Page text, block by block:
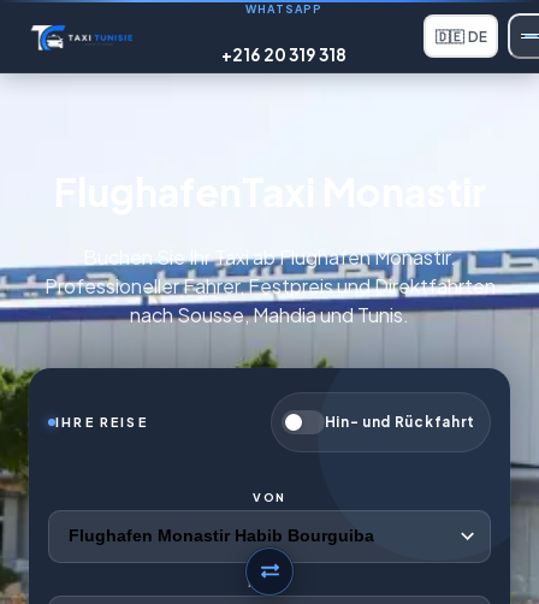
WHATSAPP
+216 20 319 318
🇩🇪 DE
Buchen Sie Ihr Taxi ab Flughafen Monastir.
Professioneller Fahrer, Festpreis und Direktfahrten
nach Sousse, Mahdia und Tunis.
IHRE REISE Hin- und Rückfahrt
VON
NACH